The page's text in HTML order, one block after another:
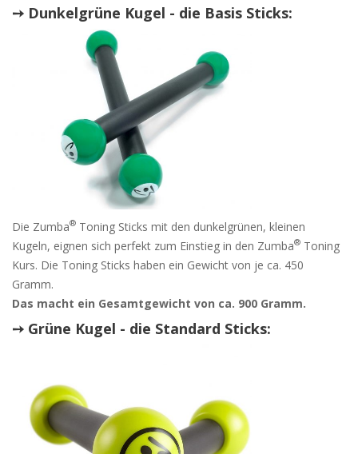
➙ Dunkelgrüne Kugel - die Basis Sticks:
Die Zumba® Toning Sticks mit den dunkelgrünen, kleinen
Kugeln, eignen sich perfekt zum Einstieg in den Zumba® Toning
Kurs. Die Toning Sticks haben ein Gewicht von je ca. 450
Gramm.
Das macht ein Gesamtgewicht von ca. 900 Gramm.
➙ Grüne Kugel - die Standard Sticks: